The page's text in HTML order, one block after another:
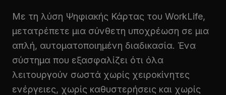
Με τη λύση Ψηφιακής Κάρτας του WorkLife,
μετατρέπετε μια σύνθετη υποχρέωση σε μια
απλή, αυτοματοποιημένη διαδικασία. Ένα
σύστημα που εξασφαλίζει ότι όλα
λειτουργούν σωστά χωρίς χειροκίνητες
ενέργειες, χωρίς καθυστερήσεις και χωρίς